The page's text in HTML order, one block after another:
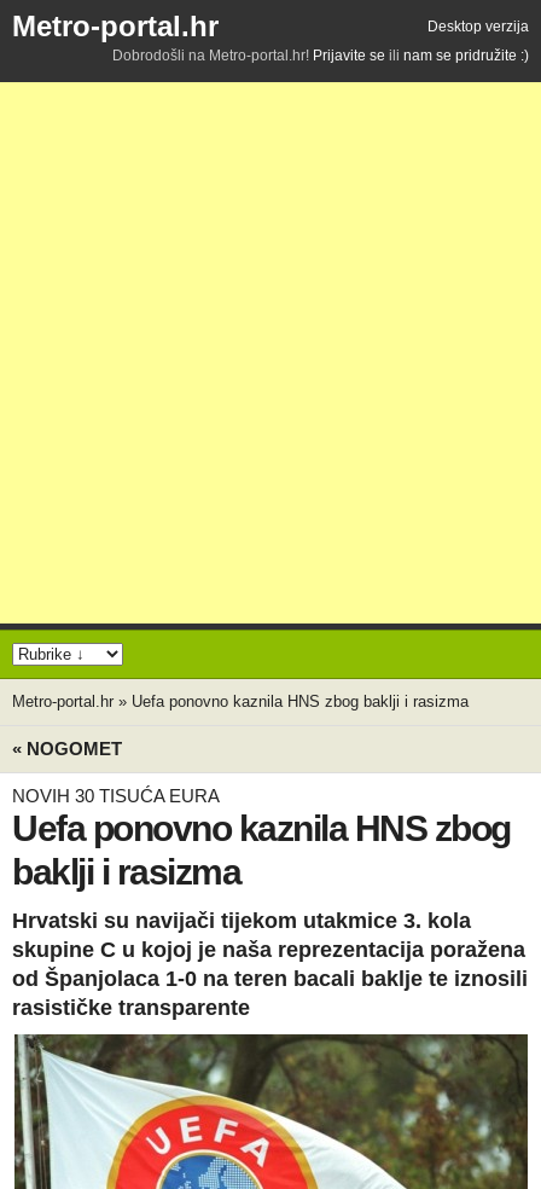
Metro-portal.hr
Desktop verzija
Dobrodošli na Metro-portal.hr! Prijavite se ili nam se pridružite :)
Metro-portal.hr » Uefa ponovno kaznila HNS zbog baklji i rasizma
« NOGOMET
NOVIH 30 TISUĆA EURA
Uefa ponovno kaznila HNS zbog
baklji i rasizma
Hrvatski su navijači tijekom utakmice 3. kola
skupine C u kojoj je naša reprezentacija poražena
od Španjolaca 1-0 na teren bacali baklje te iznosili
rasističke transparente